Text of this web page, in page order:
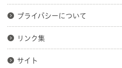
プライバシーについて
リンク集
サイト